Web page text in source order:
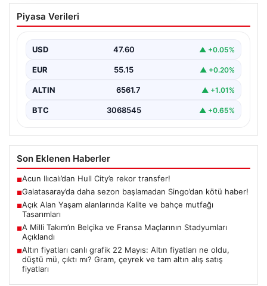
Galatasaray’da daha sezon başlamadan
Singo’dan kötü haber!
Başlangıç: Singo'nun Durumu Belirsizliğini Koruyor",
"content": "Galatasaray,…
Piyasa Verileri
USD 47.60 ▲ +0.05%
EUR 55.15 ▲ +0.20%
ALTIN 6561.7 ▲ +1.01%
BTC 3068545 ▲ +0.65%
Son Eklenen Haberler
■Acun Ilıcalı’dan Hull City’e rekor transfer!
■Galatasaray’da daha sezon başlamadan Singo’dan kötü haber!
■Açık Alan Yaşam alanlarında Kalite ve bahçe mutfağı
Tasarımları
■A Milli Takım’ın Belçika ve Fransa Maçlarının Stadyumları
Açıklandı
■Altın fiyatları canlı grafik 22 Mayıs: Altın fiyatları ne oldu,
düştü mü, çıktı mı? Gram, çeyrek ve tam altın alış satış
fiyatları